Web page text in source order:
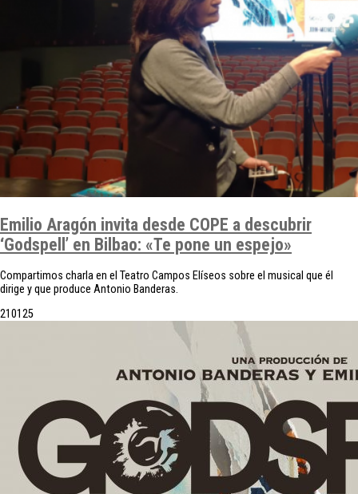
Emilio Aragón invita desde COPE a descubrir
‘Godspell’ en Bilbao: «Te pone un espejo»
Compartimos charla en el Teatro Campos Elíseos sobre el musical que él
dirige y que produce Antonio Banderas.
210125